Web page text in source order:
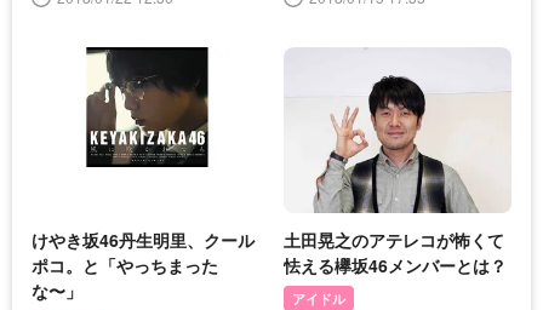
けやき坂46丹生明里、クール
ポコ。と「やっちまった
な〜」
土田晃之のアテレコが怖くて
怯える欅坂46メンバーとは？
アイドル